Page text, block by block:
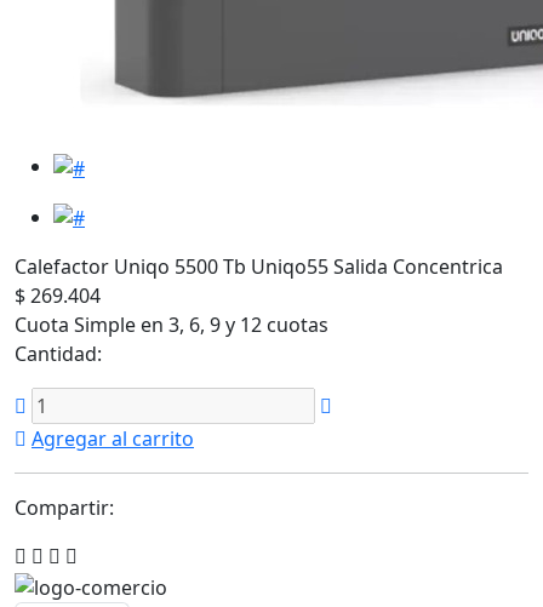
Calefactor Uniqo 5500 Tb Uniqo55 Salida Concentrica
$ 269.404
Cuota Simple en 3, 6, 9 y 12 cuotas
Cantidad:
Agregar al carrito
Compartir: